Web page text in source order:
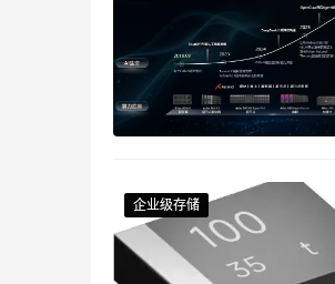
企业级存储
企业级存储
企业级存储
企业级存储